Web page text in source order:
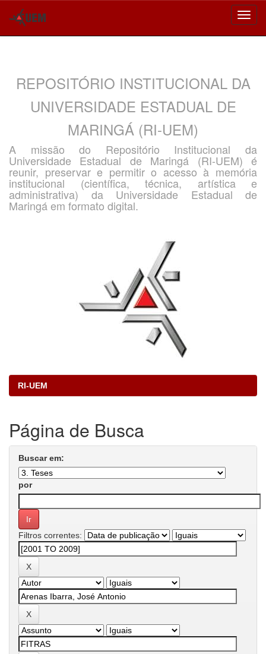
REPOSITÓRIO INSTITUCIONAL DA
UNIVERSIDADE ESTADUAL DE
MARINGÁ (RI-UEM)
A missão do Repositório Institucional da
Universidade Estadual de Maringá (RI-UEM) é
reunir, preservar e permitir o acesso à memória
institucional (científica, técnica, artística e
administrativa) da Universidade Estadual de
Maringá em formato digital.
RI-UEM
Página de Busca
Buscar em:
por
Filtros correntes: